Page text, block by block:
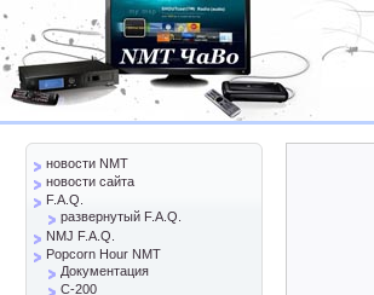
новости NMT
новости сайта
F.A.Q.
развернутый F.A.Q.
NMJ F.A.Q.
Popcorn Hour NMT
Документация
C-200